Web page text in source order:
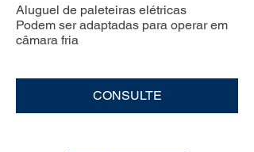
Aluguel de paleteiras elétricas
Podem ser adaptadas para operar em
câmara fria
CONSULTE